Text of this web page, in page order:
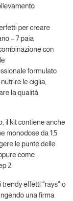
per creare
– 7 paia
con
formulato
le ciglia,
la qualità
il kit contiene anche
monodose da 1,5
le punte delle
come
2.
effetti “rays” o
una firma